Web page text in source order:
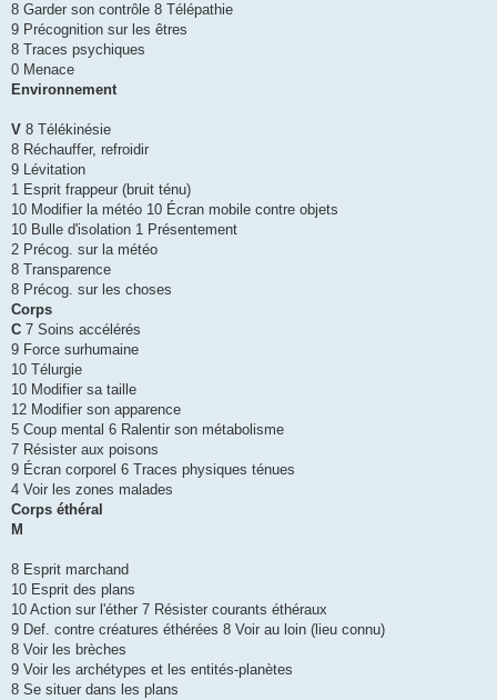
8 Garder son contrôle 8 Télépathie
9 Précognition sur les êtres
8 Traces psychiques
0 Menace
Environnement
V 8 Télékinésie
8 Réchauffer, refroidir
9 Lévitation
1 Esprit frappeur (bruit ténu)
10 Modifier la météo 10 Écran mobile contre objets
10 Bulle d'isolation 1 Présentement
2 Précog. sur la météo
8 Transparence
8 Précog. sur les choses
Corps
C 7 Soins accélérés
9 Force surhumaine
10 Télurgie
10 Modifier sa taille
12 Modifier son apparence
5 Coup mental 6 Ralentir son métabolisme
7 Résister aux poisons
9 Écran corporel 6 Traces physiques ténues
4 Voir les zones malades
Corps éthéral
M
8 Esprit marchand
10 Esprit des plans
10 Action sur l'éther 7 Résister courants éthéraux
9 Def. contre créatures éthérées 8 Voir au loin (lieu connu)
8 Voir les brèches
9 Voir les archétypes et les entités-planètes
8 Se situer dans les plans